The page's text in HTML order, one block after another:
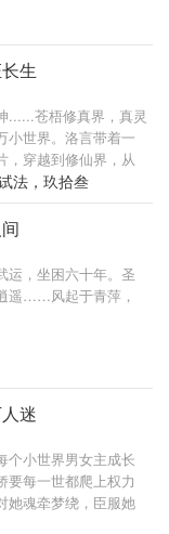
的大秘密。(作者避
中心，自私不吃亏，
诉，建议勿看，不
嘻，最后给姐妹们比
生
......苍梧修真界，真灵
小世界。洛言带着一
，穿越到修仙界，从
，习阵法，学法
术法的本质，从不停
飞升灵界，打入地
法，玖拾叁
运，坐困六十年。圣
遥……风起于青萍，
迷
个小世界男女主成长
要每一世都爬上权力
她魂牵梦绕，臣服她